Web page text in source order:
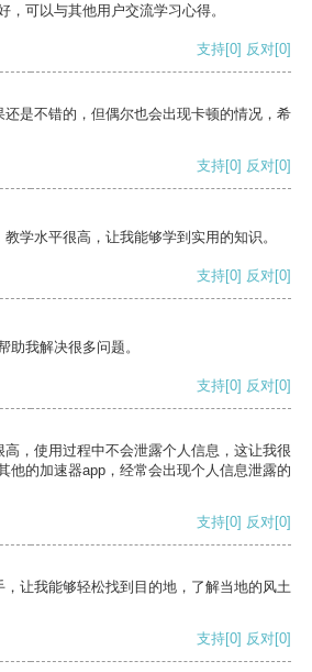
，可以与其他用户交流学习心得。
支持[0] 反对[0]
是不错的，但偶尔也会出现卡顿的情况，希
支持[0] 反对[0]
学水平很高，让我能够学到实用的知识。
支持[0] 反对[0]
助我解决很多问题。
支持[0] 反对[0]
，使用过程中不会泄露个人信息，这让我很
他的加速器app，经常会出现个人信息泄露的
支持[0] 反对[0]
让我能够轻松找到目的地，了解当地的风土
支持[0] 反对[0]